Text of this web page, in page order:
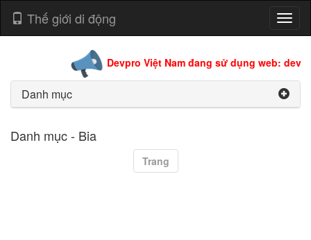
Thế giới di động
Devpro Việt Nam đang sử dụng web:
Danh mục
Danh mục - Bia
Trang